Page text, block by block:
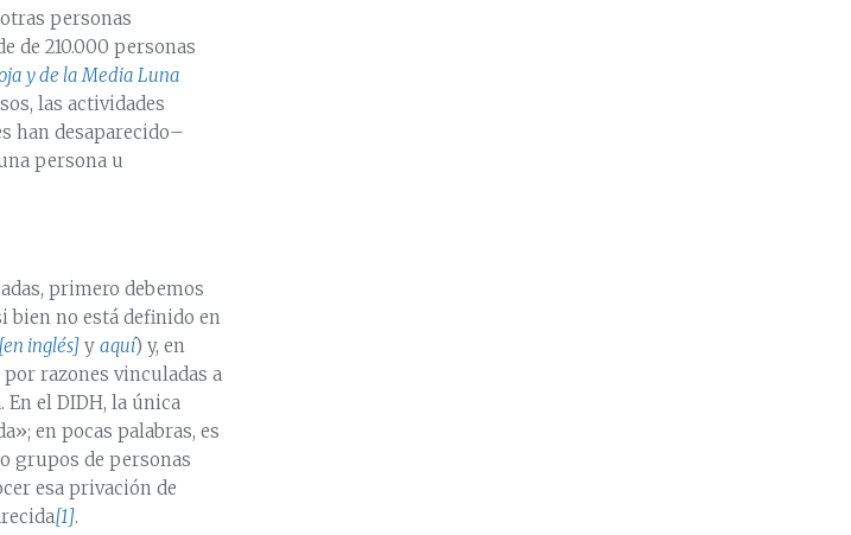
personas
de 210.000 personas
y de la Media Luna
las actividades
han desaparecido–
persona u
primero debemos
bien no está definido en
inglés] y aquí) y, en
razones vinculadas a
el DIDH, la única
en pocas palabras, es
grupos de personas
esa privación de
[1].